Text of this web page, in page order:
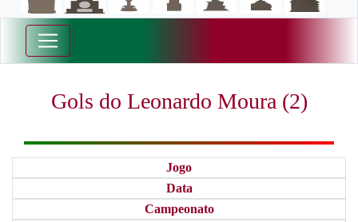
Gols do Leonardo Moura (2)
Jogo
Data
Campeonato